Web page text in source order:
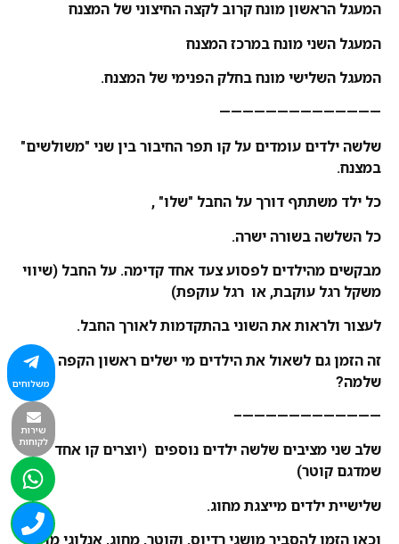
המעגל הראשון מונח קרוב לקצה החיצוני של המצנח
המעגל השני מונח במרכז המצנח
המעגל השלישי מונח בחלק הפנימי של המצנח.
——————————————
שלשה ילדים עומדים על קו תפר החיבור בין שני "משולשים"
במצנח.
כל ילד משתתף דורך על החבל "שלו" ,
כל השלשה בשורה ישרה.
מבקשים מהילדים לפסוע צעד אחד קדימה. על החבל (שיווי
משקל רגל עוקבת, או רגל עוקפת)
לעצור ולראות את השוני בהתקדמות לאורך החבל.
זה הזמן גם לשאול את הילדים מי ישלים ראשון הקפה
שלמה?
————————————–
שלב שני מציבים שלשה ילדים נוספים (יוצרים קו אחד
שמדגם קוטר)
שלישיית ילדים מייצגת מחוג.
וכאן הזמן להסביר מושגי רדיוס, וקוטר, מחוג, אנלוגי מול
משלוחים
שירות
לקוחות